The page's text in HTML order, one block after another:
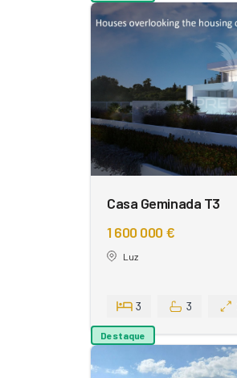
Casa Geminada T3
1 600 000 €
Luz
3 3
Destaque